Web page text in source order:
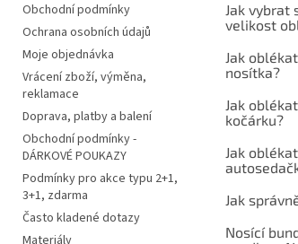
Obchodní podmínky
Ochrana osobních údajů
Moje objednávka
Vrácení zboží, výměna,
reklamace
Doprava, platby a balení
Obchodní podmínky -
DÁRKOVÉ POUKAZY
Podmínky pro akce typu 2+1,
3+1, zdarma
Často kladené dotazy
Materiály
Jak vybrat
velikost
Jak
nosítka?
Jak
kočárku?
Jak
Jak
Nosící